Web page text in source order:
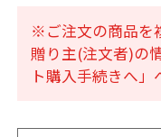
※ご注文の商品を
贈り主(注文者)の
ト購入手続きへ」